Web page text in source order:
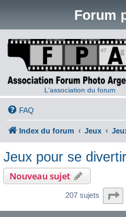
Forum
L'association du forum
FAQ
Index du forum Jeux
Jeux pour se divertir
Nouveau sujet
207 sujets